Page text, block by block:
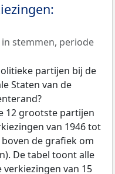
stemmen, periode
partijen bij de
Staten van de
12 grootste partijen
van 1946 tot
de grafiek om
De tabel toont alle
van 15